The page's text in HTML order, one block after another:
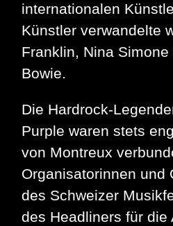
internationalen
Künstler verwandelte
Franklin, Nina Simone
Bowie.
Die Hardrock-
Purple waren stets
von Montreux
Organisatorinnen und
des Schweizer
des Headliners für die